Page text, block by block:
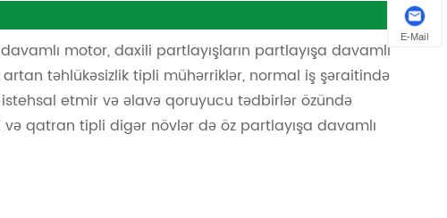
motor, daxili partlayışların partlayışa davamlı
artan təhlükəsizlik tipli mühərriklər, normal iş şəraitində
etmir və əlavə qoruyucu tədbirlər özündə
qatran tipli digər növlər də öz partlayışa davamlı
E-Mail